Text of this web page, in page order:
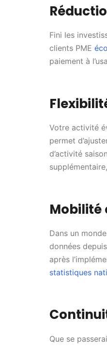
Fini les
clients PME
paiement à
Votre activité
permet
d’activité
Mobilité
Dans un
données
après
statistiques
Que se